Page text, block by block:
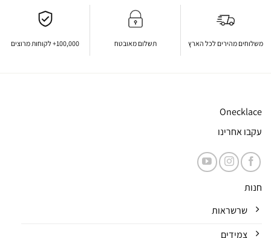
משלוחים מהירים לכל הארץ תשלום מאובטח 100,000+ לקוחות מרוצים
Onecklace
עקבו אחרינו
חנות
שרשראות
צמידים